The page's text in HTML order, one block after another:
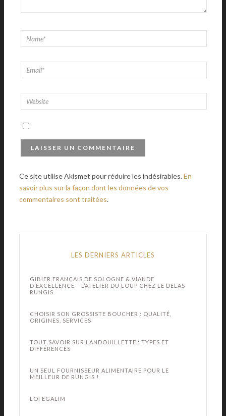
Ce site utilise Akismet pour réduire les indésirables.En
savoir plus sur la façon dont les données de vos
commentaires sont traitées.
LES DERNIERS ARTICLES
GIBIER FRANÇAIS DE SOLOGNE & VIANDE
D’EXCELLENCE – L’ATELIER DU LOUP CHEZ LE DELAS
RUNGIS
CHOISIR SON GROSSISTE BOUCHER : QUALITÉ,
ORIGINES, SERVICES
TOUT SAVOIR SUR L’ANDOUILLETTE : TYPES ET
DIFFÉRENCES
UN SEUL FOURNISSEUR ALIMENTAIRE POUR LE
MEILLEUR DE RUNGIS !
LOI EGALIM